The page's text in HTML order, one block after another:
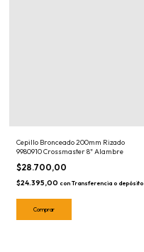
Cepillo Bronceado 200mm Rizado
9980910 Crossmaster 8" Alambre
$28.700,00
$24.395,00 con Transferencia o depósito